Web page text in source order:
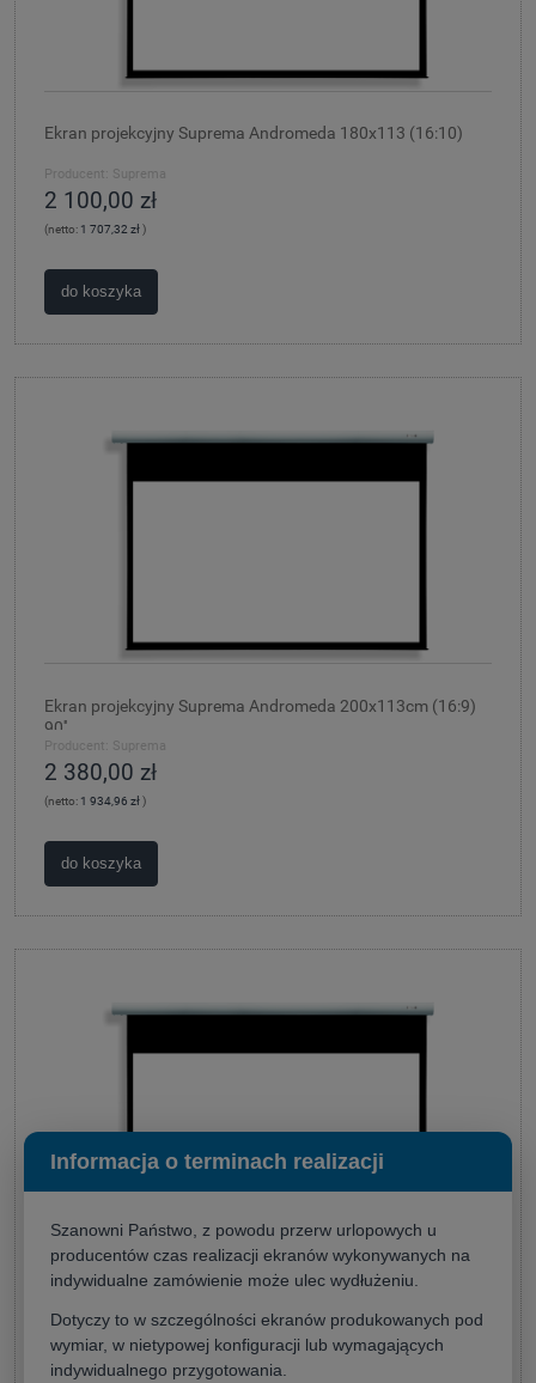
Ekran projekcyjny Suprema Andromeda 180x113 (16:10)
Producent: Suprema
2 100,00 zł
(netto: 1 707,32 zł)
do koszyka
Ekran projekcyjny Suprema Andromeda 200x113cm (16:9)
90''
Producent: Suprema
2 380,00 zł
(netto: 1 934,96 zł)
do koszyka
Ekran projekcyjny Suprema Andromeda 200x125 (16:10)
Producent: Suprema
2 310,00 zł
(netto:1 878,05 zł)
Informacja o terminach realizacji
Szanowni Państwo, z powodu przerw urlopowych u
producentów czas realizacji ekranów wykonywanych na
indywidualne zamówienie może ulec wydłużeniu.
Dotyczy to w szczególności ekranów produkowanych pod
wymiar, w nietypowej konfiguracji lub wymagających
indywidualnego przygotowania.